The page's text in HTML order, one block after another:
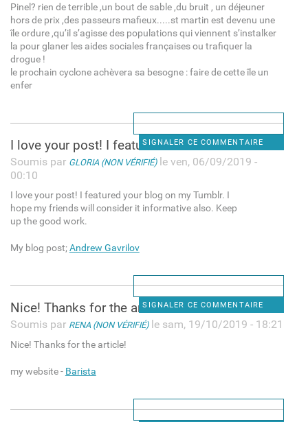
Pinel? rien de terrible ,un bout de sable ,du bruit , un déjeuner
hors de prix ,des passeurs mafieux.....st martin est devenu une
île ordure ,qu’il s’agisse des populations qui viennent s’instalker
la pour glaner les aides sociales françaises ou trafiquer la
drogue !
le prochain cyclone achèvera sa besogne : faire de cette île un
enfer
SIGNALER CE COMMENTAIRE
I love your post! I featured
Soumis par GLORIA (NON VÉRIFIÉ)le ven, 06/09/2019 -
00:10
I love your post! I featured your blog on my Tumblr. I
hope my friends will consider it informative also. Keep
up the good work.
My blog post;Andrew Gavrilov
SIGNALER CE COMMENTAIRE
Nice! Thankѕ for tһe article!
Soumis par RENA (NON VÉRIFIÉ)le sam, 19/10/2019 - 18:21
Nice! Thankѕ for tһe article!
my webѕite - Barista